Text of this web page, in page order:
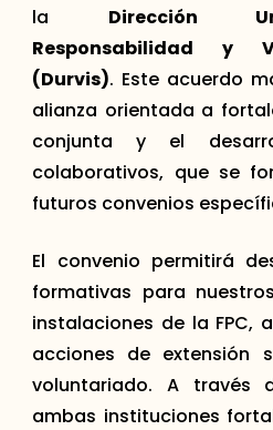
la Dirección
Responsabilidad y
(Durvis). Este acuerdo
alianza orientada a
conjunta y el
colaborativos, que se
futuros convenios
El convenio permitirá
formativas para
instalaciones de la FPC,
acciones de extensión
voluntariado. A través
ambas instituciones